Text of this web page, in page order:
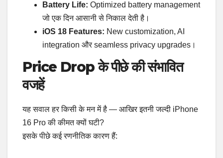
Battery Life: Optimized battery management
जो एक दिन आसानी से निकाल देती है।
iOS 18 Features: New customization, AI
integration और seamless privacy upgrades।
Price Drop के पीछे की संभावित
वजहें
यह सवाल हर किसी के मन में है — आखिर इतनी जल्दी iPhone
16 Pro की कीमत क्यों घटी?
इसके पीछे कई रणनीतिक कारण हैं: